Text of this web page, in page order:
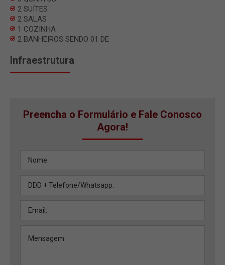
2 SUÍTES
2 SALAS
1 COZINHA
2 BANHEIROS SENDO 01 DE
Infraestrutura
Preencha o Formulário e Fale Conosco
Agora!